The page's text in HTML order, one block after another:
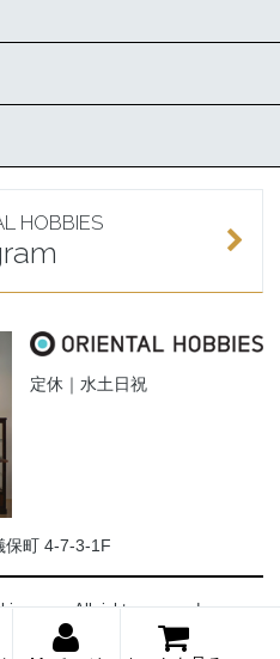
HOBBIES
定休｜水土日祝
保町 4-7-3-1F
All rights reserved.